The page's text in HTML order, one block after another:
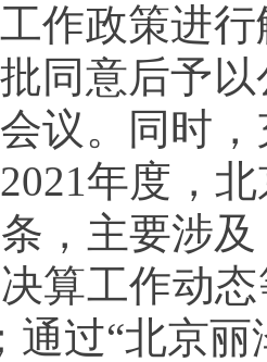
作政策进
同意后予
议。同时
2021年度，
条，主要涉
算工作动
通过“北京